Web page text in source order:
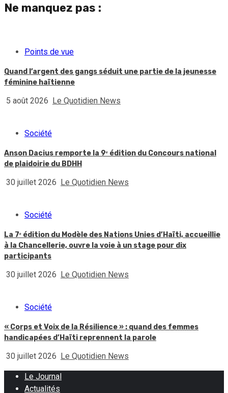
Ne manquez pas :
Points de vue
Quand l’argent des gangs séduit une partie de la jeunesse
féminine haïtienne
5 août 2026 Le Quotidien News
Société
Anson Dacius remporte la 9ᵉ édition du Concours national
de plaidoirie du BDHH
30 juillet 2026 Le Quotidien News
Société
La 7ᵉ édition du Modèle des Nations Unies d’Haïti, accueillie
à la Chancellerie, ouvre la voie à un stage pour dix
participants
30 juillet 2026 Le Quotidien News
Société
« Corps et Voix de la Résilience » : quand des femmes
handicapées d’Haïti reprennent la parole
30 juillet 2026 Le Quotidien News
Le Journal
Actualités